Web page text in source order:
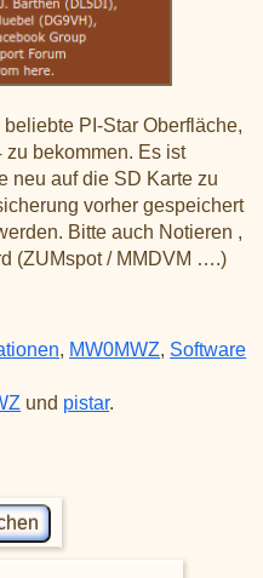
PI-Star Oberfläche,
zu bekommen. Es ist
neu auf die SD Karte zu
vorher gespeichert
Bitte auch Notieren ,
(ZUMspot / MMDVM ….)
, MW0MWZ, Software
und pistar.
von 3.x auf 4.x